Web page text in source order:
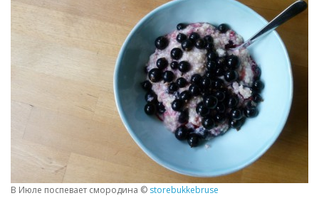
В Июле поспевает смородина © storebukkebruse